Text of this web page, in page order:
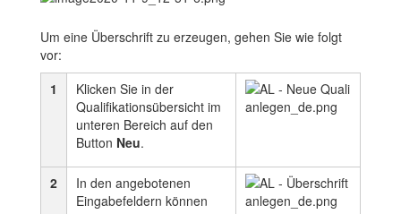
Um eine Überschrift zu erzeugen, gehen Sie wie folgt
vor:
1
Klicken Sie in der
Qualifikationsübersicht im
unteren Bereich auf den
Button Neu.
2
In den angebotenen
Eingabefeldern können